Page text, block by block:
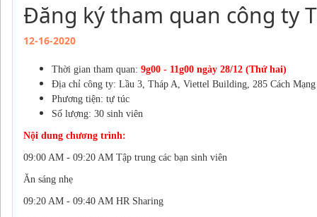
Đăng ký tham quan công ty
12-16-2020
Thời gian tham quan: 9g00 - 11g00 ngày 28/12 (Thứ hai)
Địa chỉ công ty: Lầu 3, Tháp A, Viettel Building, 285 Cách
Phương tiện: tự túc
Số lượng: 30 sinh viên
Nội dung chương trình:
09:00 AM - 09:20 AM Tập trung các bạn sinh viên
Ăn sáng nhẹ
09:20 AM - 09:40 AM HR Sharing